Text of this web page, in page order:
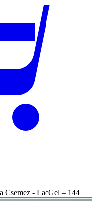
Csemez - LacGel – 144